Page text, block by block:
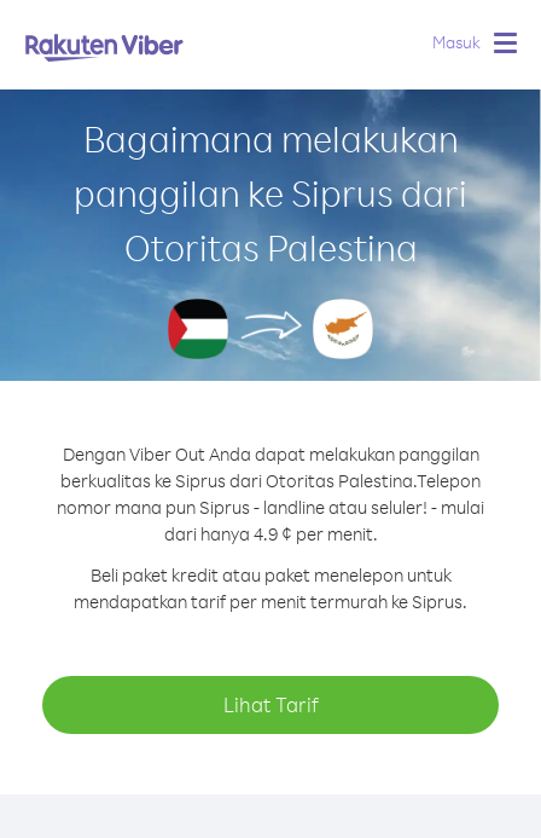
Masuk
Bagaimana melakukan
panggilan ke Siprus dari
Otoritas Palestina
Dengan Viber Out Anda dapat melakukan panggilan
berkualitas ke Siprus dari Otoritas Palestina.Telepon
nomor mana pun Siprus - landline atau seluler! - mulai
dari hanya 4.9 ¢ per menit.
Beli paket kredit atau paket menelepon untuk
mendapatkan tarif per menit termurah ke Siprus.
Lihat Tarif